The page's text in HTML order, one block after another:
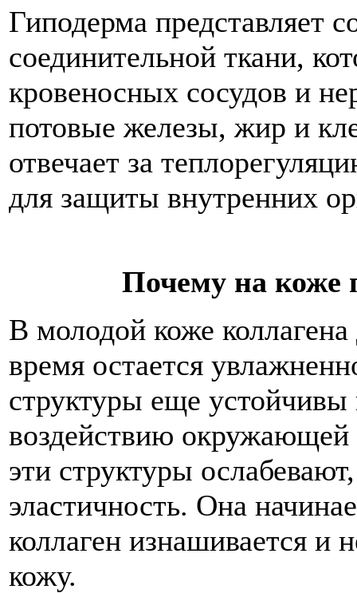
Гиподерма представляет
соединительной ткани,
кровеносных сосудов и
потовые железы, жир и
отвечает за
для защиты внутренних
Почему на
В молодой коже
время остается
структуры еще
воздействию
эти структуры
эластичность. Она
коллаген изнашивается и
кожу.